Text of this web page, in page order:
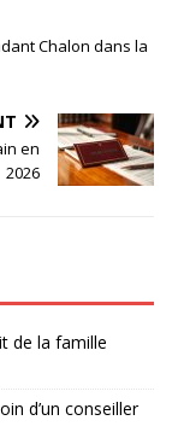
Chalon dans la
en
2026
de la famille
d’un conseiller